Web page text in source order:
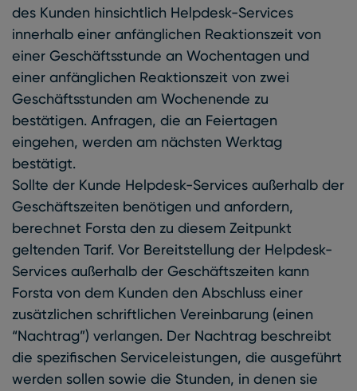
des Kunden hinsichtlich Helpdesk-Services
innerhalb einer anfänglichen Reaktionszeit von
einer Geschäftsstunde an Wochentagen und
einer anfänglichen Reaktionszeit von zwei
Geschäftsstunden am Wochenende zu
bestätigen. Anfragen, die an Feiertagen
eingehen, werden am nächsten Werktag
bestätigt.
Sollte der Kunde Helpdesk-Services außerhalb der
Geschäftszeiten benötigen und anfordern,
berechnet Forsta den zu diesem Zeitpunkt
geltenden Tarif. Vor Bereitstellung der Helpdesk-
Services außerhalb der Geschäftszeiten kann
Forsta von dem Kunden den Abschluss einer
zusätzlichen schriftlichen Vereinbarung (einen
“Nachtrag”) verlangen. Der Nachtrag beschreibt
die spezifischen Serviceleistungen, die ausgeführt
werden sollen sowie die Stunden, in denen sie